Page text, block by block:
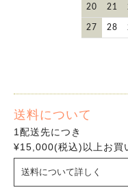
20 21
27 28
送料について
1配送先につき
¥15,000(税込)以上お買
送料について詳しく